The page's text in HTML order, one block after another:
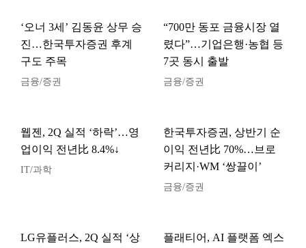
‘오너 3세’ 김동윤 상무 승
진…한국투자증권 후계
구도 주목
금융/증권
“700만 동포 금융시장 열
렸다”…기업은행·농협 등
7곳 동시 출발
금융/증권
웹젠, 2Q 실적 ‘하락’…영
업이익 전년比 8.4%↓
IT/과학
한국투자증권, 상반기 순
이익 전년比 70%…브로
커리지·WM ‘쌍끌이’
금융/증권
LG유플러스, 2Q 실적 ‘상
플래티어, AI 플랫폼 엑스